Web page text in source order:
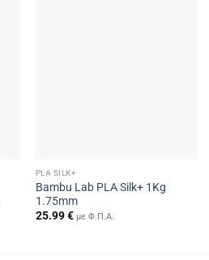
PLA SILK+
Bambu Lab PLA Silk+ 1Kg
1.75mm
25.99€ με Φ.Π.Α.